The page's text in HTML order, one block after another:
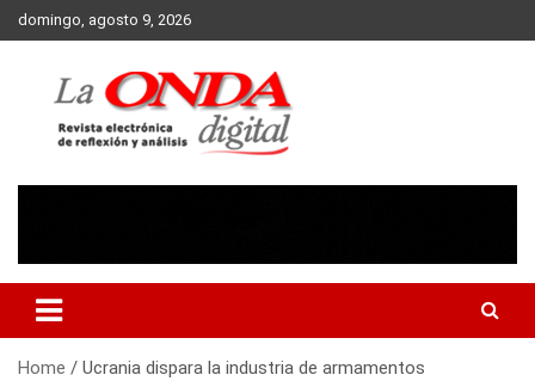
Skip
to
domingo, agosto 9, 2026
Home Ucrania dispara la industria de armamentos